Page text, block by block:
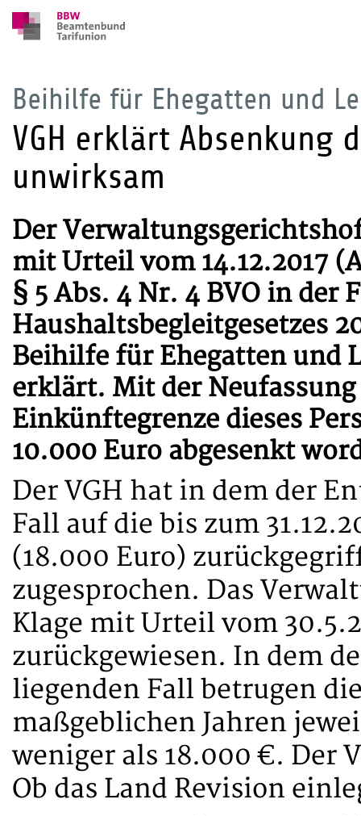
Beihilfe für Ehegatten und
VGH erklärt Absenkung
unwirksam
Der
mit Urteil vom 14.12.2017
§ 5 Abs. 4 Nr. 4 BVO in der
Haushaltsbegleitgesetzes
Beihilfe für Ehegatten und
erklärt. Mit der Neufassung
Einkünftegrenze dieses
10.000 Euro abgesenkt
Der VGH hat in dem der
Fall auf die bis zum
(18.000 Euro)
zugesprochen. Das
Klage mit Urteil vom
zurückgewiesen. In dem
liegenden Fall betrugen
maßgeblichen Jahren
weniger als 18.000 €. Der
Ob das Land Revision